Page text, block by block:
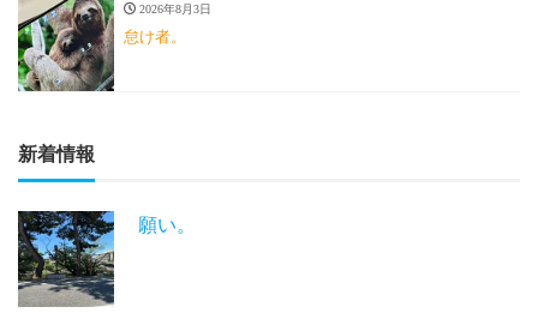
2026年8月3日
怠け者。
新着情報
願い。